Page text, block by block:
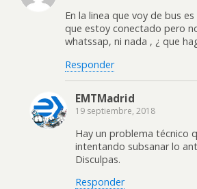
En la linea que voy de bus
que estoy conectado pero
whatssap, ni nada , ¿ que
Responder
EMTMadrid
19 septiembre, 2018
Hay un problema técnico
intentando subsanar lo
Disculpas.
Responder